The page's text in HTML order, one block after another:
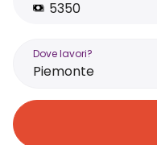
Dove lavori?
Piemonte